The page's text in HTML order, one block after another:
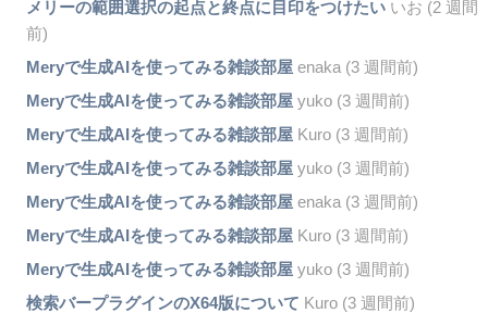
メリーの範囲選択の起点と終点に目印をつけたいいお (2 週間
前)
Meryで生成AIを使ってみる雑談部屋enaka (3 週間前)
Meryで生成AIを使ってみる雑談部屋yuko (3 週間前)
Meryで生成AIを使ってみる雑談部屋Kuro (3 週間前)
Meryで生成AIを使ってみる雑談部屋yuko (3 週間前)
Meryで生成AIを使ってみる雑談部屋enaka (3 週間前)
Meryで生成AIを使ってみる雑談部屋Kuro (3 週間前)
Meryで生成AIを使ってみる雑談部屋yuko (3 週間前)
検索バープラグインのX64版について Kuro (3 週間前)